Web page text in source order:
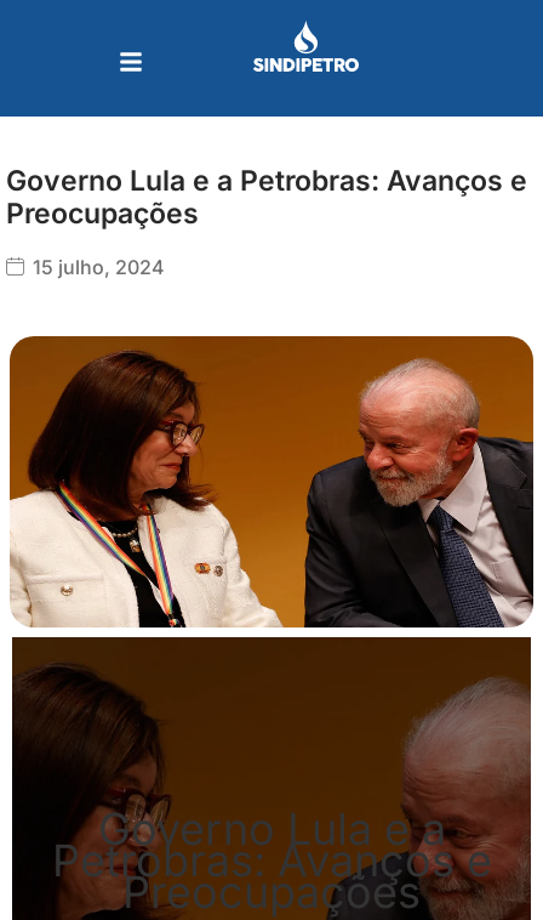
Governo Lula e a Petrobras: Avanços e
Preocupações
15 julho, 2024
Governo Lula e a
Petrobras: Avanços e
Preocupações